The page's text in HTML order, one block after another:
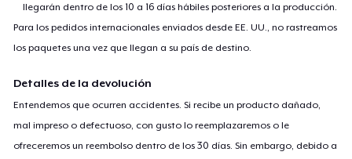
llegarán dentro de los 10 a 16 días hábiles posteriores a la producción.
Para los pedidos internacionales enviados desde EE. UU., no rastreamos
los paquetes una vez que llegan a su país de destino.
Detalles de la devolución
Entendemos que ocurren accidentes. Si recibe un producto dañado,
mal impreso o defectuoso, con gusto lo reemplazaremos o le
ofreceremos un reembolso dentro de los 30 días. Sin embargo, debido a